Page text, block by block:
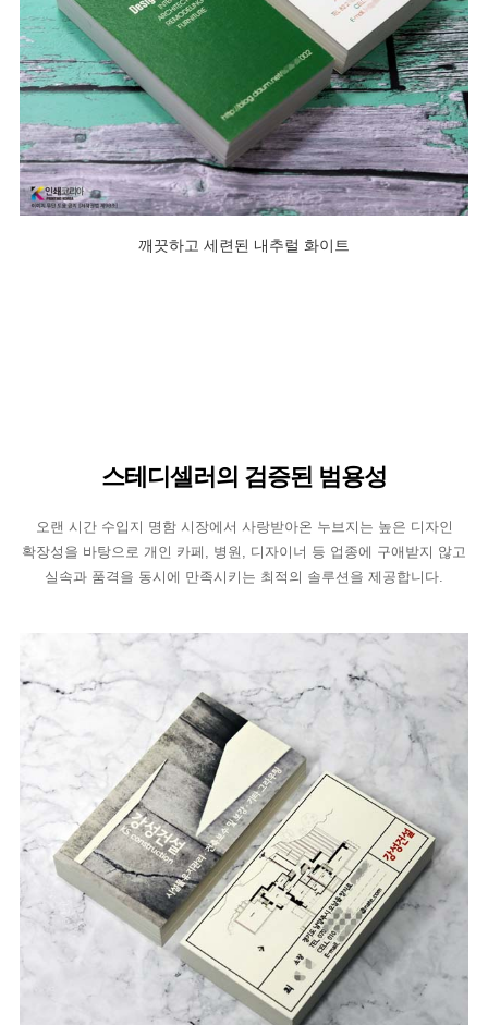
깨끗하고 세련된 내추럴 화이트
스테디셀러의 검증된 범용성
오랜 시간 수입지 명함 시장에서 사랑받아온 누브지는 높은 디자인
확장성을 바탕으로 개인 카페, 병원, 디자이너 등 업종에 구애받지 않고
실속과 품격을 동시에 만족시키는 최적의 솔루션을 제공합니다.